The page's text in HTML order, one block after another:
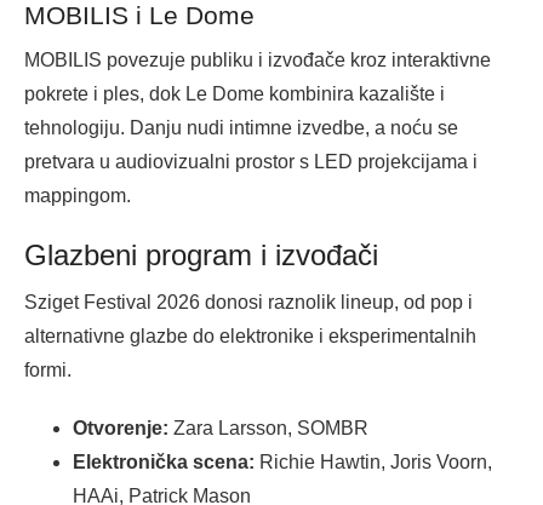
MOBILIS i Le Dome
MOBILIS povezuje publiku i izvođače kroz interaktivne
pokrete i ples, dok Le Dome kombinira kazalište i
tehnologiju. Danju nudi intimne izvedbe, a noću se
pretvara u audiovizualni prostor s LED projekcijama i
mappingom.
Glazbeni program i izvođači
Sziget Festival 2026 donosi raznolik lineup, od pop i
alternativne glazbe do elektronike i eksperimentalnih
formi.
Otvorenje: Zara Larsson, SOMBR
Elektronička scena: Richie Hawtin, Joris Voorn,
HAAi, Patrick Mason